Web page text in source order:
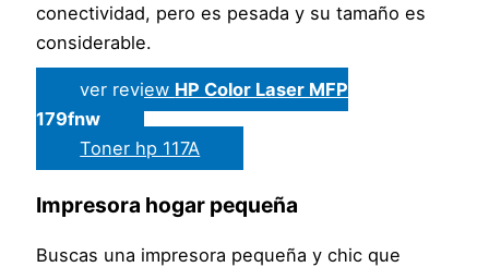
conectividad, pero es pesada y su tamaño es
considerable.
ver review HP Color Laser MFP
179fnw
Toner hp 117A
Impresora hogar pequeña
Buscas una impresora pequeña y chic que